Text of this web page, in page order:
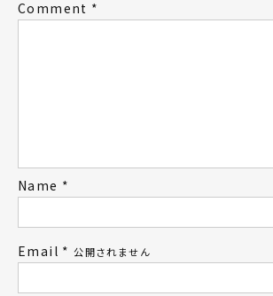
Comment *
Name *
Email * 公開されません